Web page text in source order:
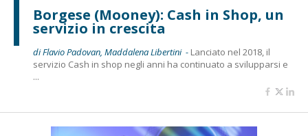
Borgese (Mooney): Cash in Shop, un
servizio in crescita
di Flavio Padovan, Maddalena Libertini - Lanciato nel 2018, il
servizio Cash in shop negli anni ha continuato a svilupparsi e
...